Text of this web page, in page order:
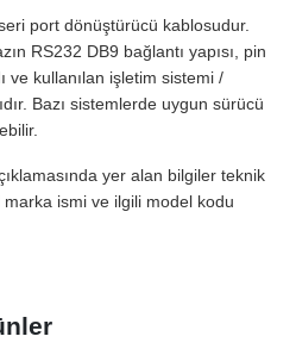
port dönüştürücü kablosudur.
RS232 DB9 bağlantı yapısı, pin
ve kullanılan işletim sistemi /
Bazı sistemlerde uygun sürücü
yer alan bilgiler teknik
marka ismi ve ilgili model kodu